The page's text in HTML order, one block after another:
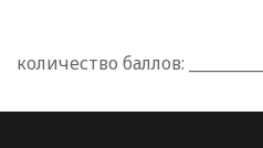
количество баллов: ___________